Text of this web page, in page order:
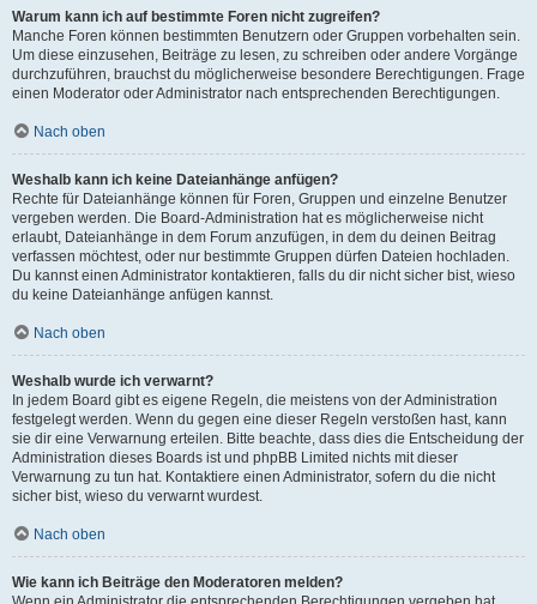
Warum kann ich auf bestimmte Foren nicht zugreifen?
Manche Foren können bestimmten Benutzern oder Gruppen vorbehalten sein.
Um diese einzusehen, Beiträge zu lesen, zu schreiben oder andere Vorgänge
durchzuführen, brauchst du möglicherweise besondere Berechtigungen. Frage
einen Moderator oder Administrator nach entsprechenden Berechtigungen.
Nach oben
Weshalb kann ich keine Dateianhänge anfügen?
Rechte für Dateianhänge können für Foren, Gruppen und einzelne Benutzer
vergeben werden. Die Board-Administration hat es möglicherweise nicht
erlaubt, Dateianhänge in dem Forum anzufügen, in dem du deinen Beitrag
verfassen möchtest, oder nur bestimmte Gruppen dürfen Dateien hochladen.
Du kannst einen Administrator kontaktieren, falls du dir nicht sicher bist, wieso
du keine Dateianhänge anfügen kannst.
Nach oben
Weshalb wurde ich verwarnt?
In jedem Board gibt es eigene Regeln, die meistens von der Administration
festgelegt werden. Wenn du gegen eine dieser Regeln verstoßen hast, kann
sie dir eine Verwarnung erteilen. Bitte beachte, dass dies die Entscheidung der
Administration dieses Boards ist und phpBB Limited nichts mit dieser
Verwarnung zu tun hat. Kontaktiere einen Administrator, sofern du die nicht
sicher bist, wieso du verwarnt wurdest.
Nach oben
Wie kann ich Beiträge den Moderatoren melden?